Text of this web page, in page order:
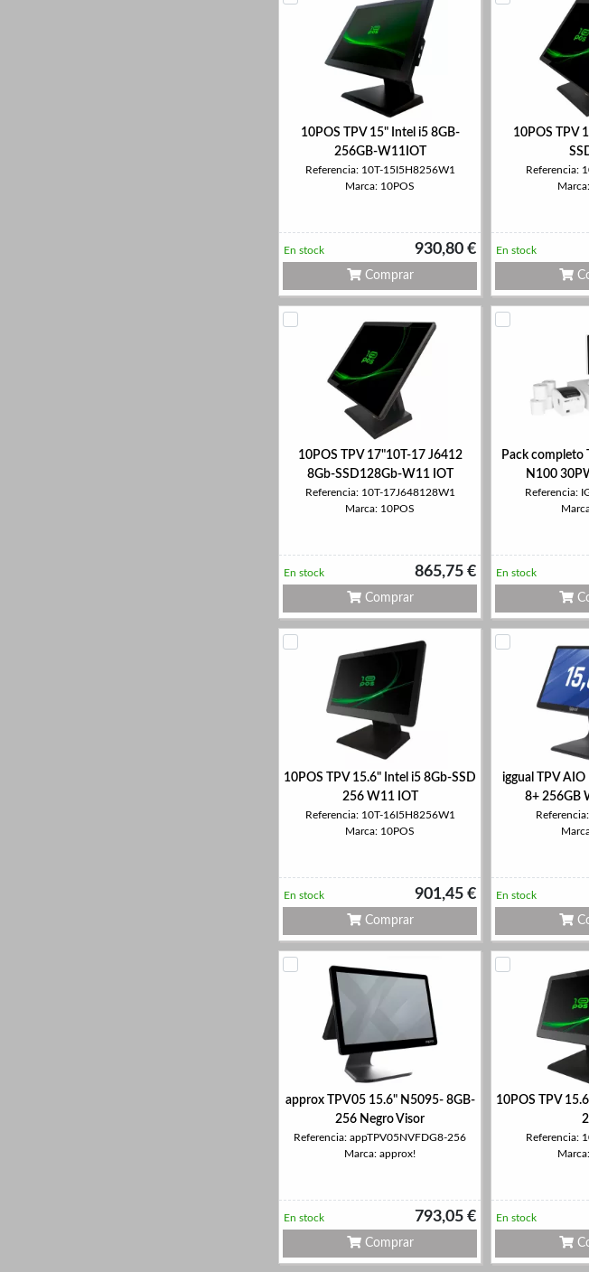
10POS TPV 15" Intel i5 8GB-
256GB-W11IOT
Referencia: 10T-15I5H8256W1
Marca: 10POS
930,80 €
En stock
Comprar
10POS TPV
Referencia:
En stock
10POS TPV 17"10T-17 J6412
8Gb-SSD128Gb-W11 IOT
Referencia: 10T-17J648128W1
Marca: 10POS
865,75 €
En stock
Comprar
Pack completo
N100
Referencia:
En stock
10POS TPV 15.6" Intel i5 8Gb-SSD
256 W11 IOT
Referencia: 10T-16I5H8256W1
Marca: 10POS
901,45 €
En stock
Comprar
iggual TPV
8+ 256GB
En stock
approx TPV05 15.6" N5095- 8GB-
256 Negro Visor
Referencia: appTPV05NVFDG8-256
Marca: approx!
793,05 €
En stock
Comprar
10POS TPV
Referencia:
En stock